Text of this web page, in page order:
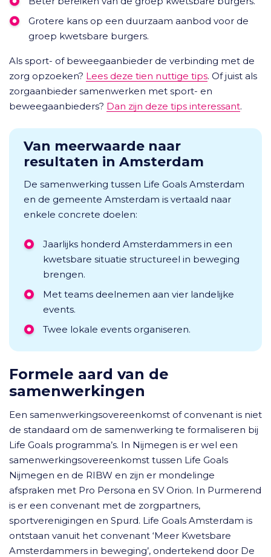
Grotere kans op een duurzaam aanbod voor de
groep kwetsbare burgers.
Als sport- of beweegaanbieder de verbinding met de
zorg opzoeken? Lees deze tien nuttige tips. Of juist als
zorgaanbieder samenwerken met sport- en
beweegaanbieders? Dan zijn deze tips interessant.
Van meerwaarde naar
resultaten in Amsterdam
De samenwerking tussen Life Goals Amsterdam
en de gemeente Amsterdam is vertaald naar
enkele concrete doelen:
Jaarlijks honderd Amsterdammers in een
kwetsbare situatie structureel in beweging
brengen.
Met teams deelnemen aan vier landelijke
events.
Twee lokale events organiseren.
Formele aard van de
samenwerkingen
Een samenwerkingsovereenkomst of convenant is niet
de standaard om de samenwerking te formaliseren bij
Life Goals programma’s. In Nijmegen is er wel een
samenwerkingsovereenkomst tussen Life Goals
Nijmegen en de RIBW en zijn er mondelinge
afspraken met Pro Persona en SV Orion. In Purmerend
is er een convenant met de zorgpartners,
sportverenigingen en Spurd. Life Goals Amsterdam is
ontstaan vanuit het convenant ‘Meer Kwetsbare
Amsterdammers in beweging’, ondertekend door De